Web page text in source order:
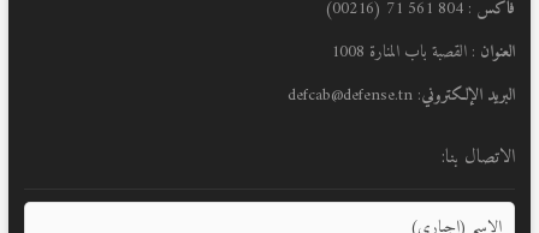
فاكس : 804 561 71 (00216)
العنوان : القصبة باب المنارة 1008
البريد الإلكتروني: defcab@defense.tn
الاتصال بنا: